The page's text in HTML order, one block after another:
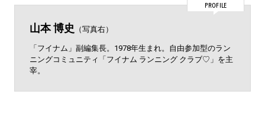
PROFILE
山本 博史 （写真右）
「フイナム」副編集長。1978年生まれ。自由参加型のラン
ニングコミュニティ「フイナム ランニング クラブ♡」を主
宰。